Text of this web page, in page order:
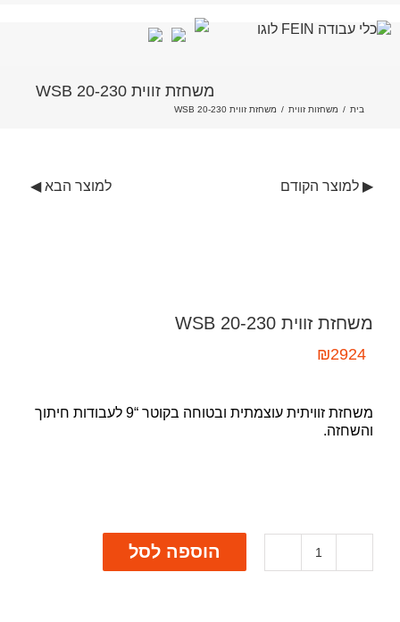
משחזת זווית WSB 20-230
בית / משחזות זווית / משחזת זווית WSB 20-230
▶ למוצר הקודם למוצר הבא ◀
משחזת זווית WSB 20-230
₪2924
משחזת זוויתית עוצמתית ובטוחה בקוטר “9 לעבודות חיתוך
והשחזה.
כמות
הוספה לסל